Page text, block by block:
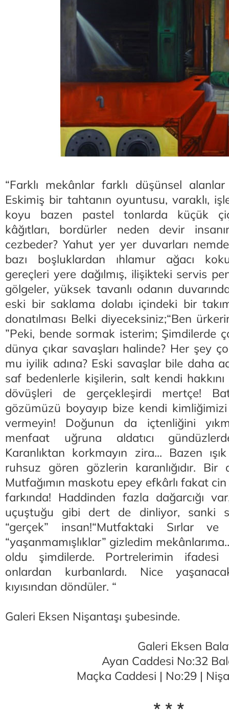
“Farklı mekânlar farklı düşünsel
Eskimiş bir tahtanın oyuntusu, varaklı,
koyu bazen pastel tonlarda küçük
kâğıtları, bordürler neden devir
cezbeder? Yahut yer yer duvarları
bazı boşluklardan ıhlamur ağacı
gereçleri yere dağılmış, ilişikteki servis
gölgeler, yüksek tavanlı odanın
eski bir saklama dolabı içindeki bir
donatılması Belki diyeceksiniz;“Ben
”Peki, bende sormak isterim; Şimdilerde
dünya çıkar savaşları halinde? Her şey
mu iyilik adına? Eski savaşlar bile daha
saf bedenlerle kişilerin, salt kendi
dövüşleri de gerçekleşirdi mertçe!
gözümüzü boyayıp bize kendi
vermeyin! Doğunun da içtenliğini
menfaat uğruna aldatıcı
Karanlıktan korkmayın zira... Bazen
ruhsuz gören gözlerin karanlığıdır.
Mutfağımın maskotu epey efkârlı fakat
farkında! Haddinden fazla dağarcığı
uçuştuğu gibi dert de dinliyor, sanki
“gerçek” insan!“Mutfaktaki Sırlar
“yaşanmamışlıklar” gizledim
oldu şimdilerde. Portrelerimin ifadesi
onlardan kurbanlardı. Nice
kıyısından döndüler. “
Galeri Eksen Nişantaşı şubesinde.
Galeri Eksen
Ayan Caddesi No:32
Maçka Caddesi | No:29 |
* * *